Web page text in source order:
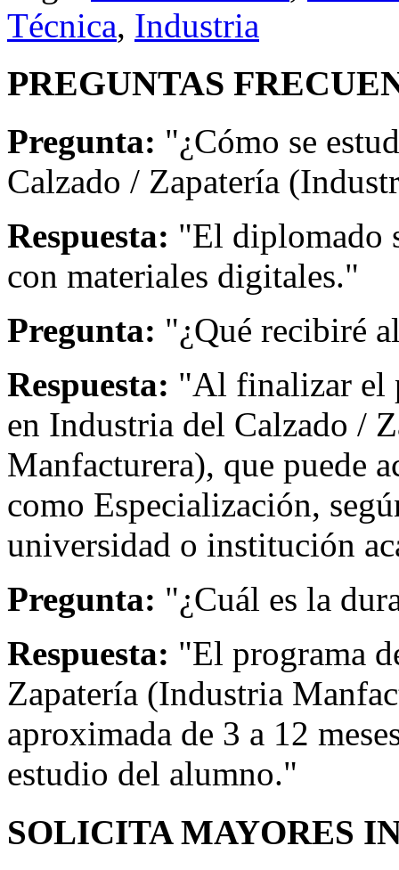
Técnica, Industria
PREGUNTAS
Pregunta: "¿Cómo se
Calzado / Zapatería
Respuesta: "El diplomado
con materiales digitales."
Pregunta: "¿Qué recibiré
Respuesta: "Al finalizar el
en Industria del Calzado /
Manfacturera), que puede
como Especialización,
universidad o institución
Pregunta: "¿Cuál es la
Respuesta: "El programa
Zapatería (Industria
aproximada de 3 a 12
estudio del alumno."
SOLICITA MAYORES